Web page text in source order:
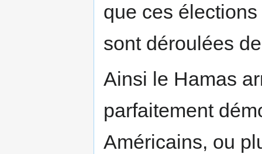
que ces
sont déroulées
Ainsi le Hamas
parfaitement
Américains, ou